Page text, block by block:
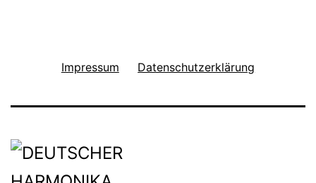
Impressum Datenschutzerklärung